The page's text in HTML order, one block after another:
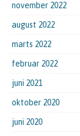
november 2022
august 2022
marts 2022
februar 2022
juni 2021
oktober 2020
juni 2020